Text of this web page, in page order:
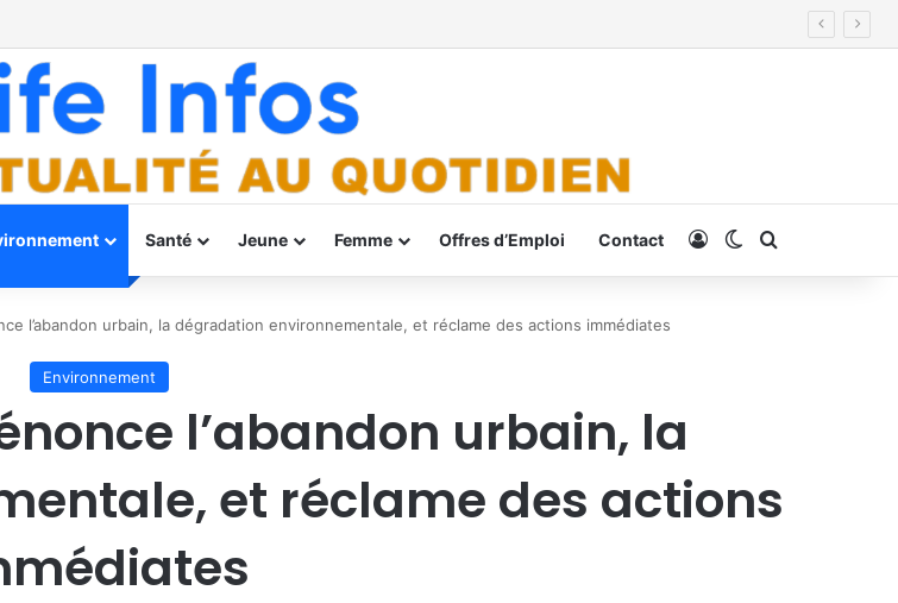
Santé Jeune Femme Offres d’Emploi Contact ConnexionSwitch skin
l’abandon urbain, la dégradation environnementale, et réclame des actions immédiates
Environnement
l’abandon urbain, la
et réclame des actions